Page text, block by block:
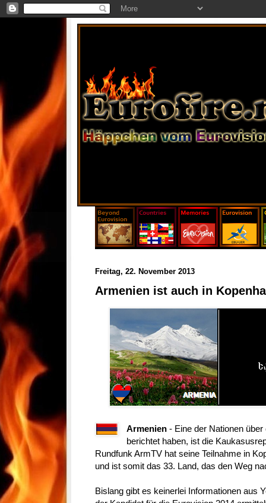
Freitag, 22. November 2013
Armenien ist auch in
Armenien - Eine der Nationen
berichtet haben, ist die
Rundfunk ArmTV hat seine Teilnahme in
und ist somit das 33. Land, das den Weg
Bislang gibt es keinerlei Informationen aus